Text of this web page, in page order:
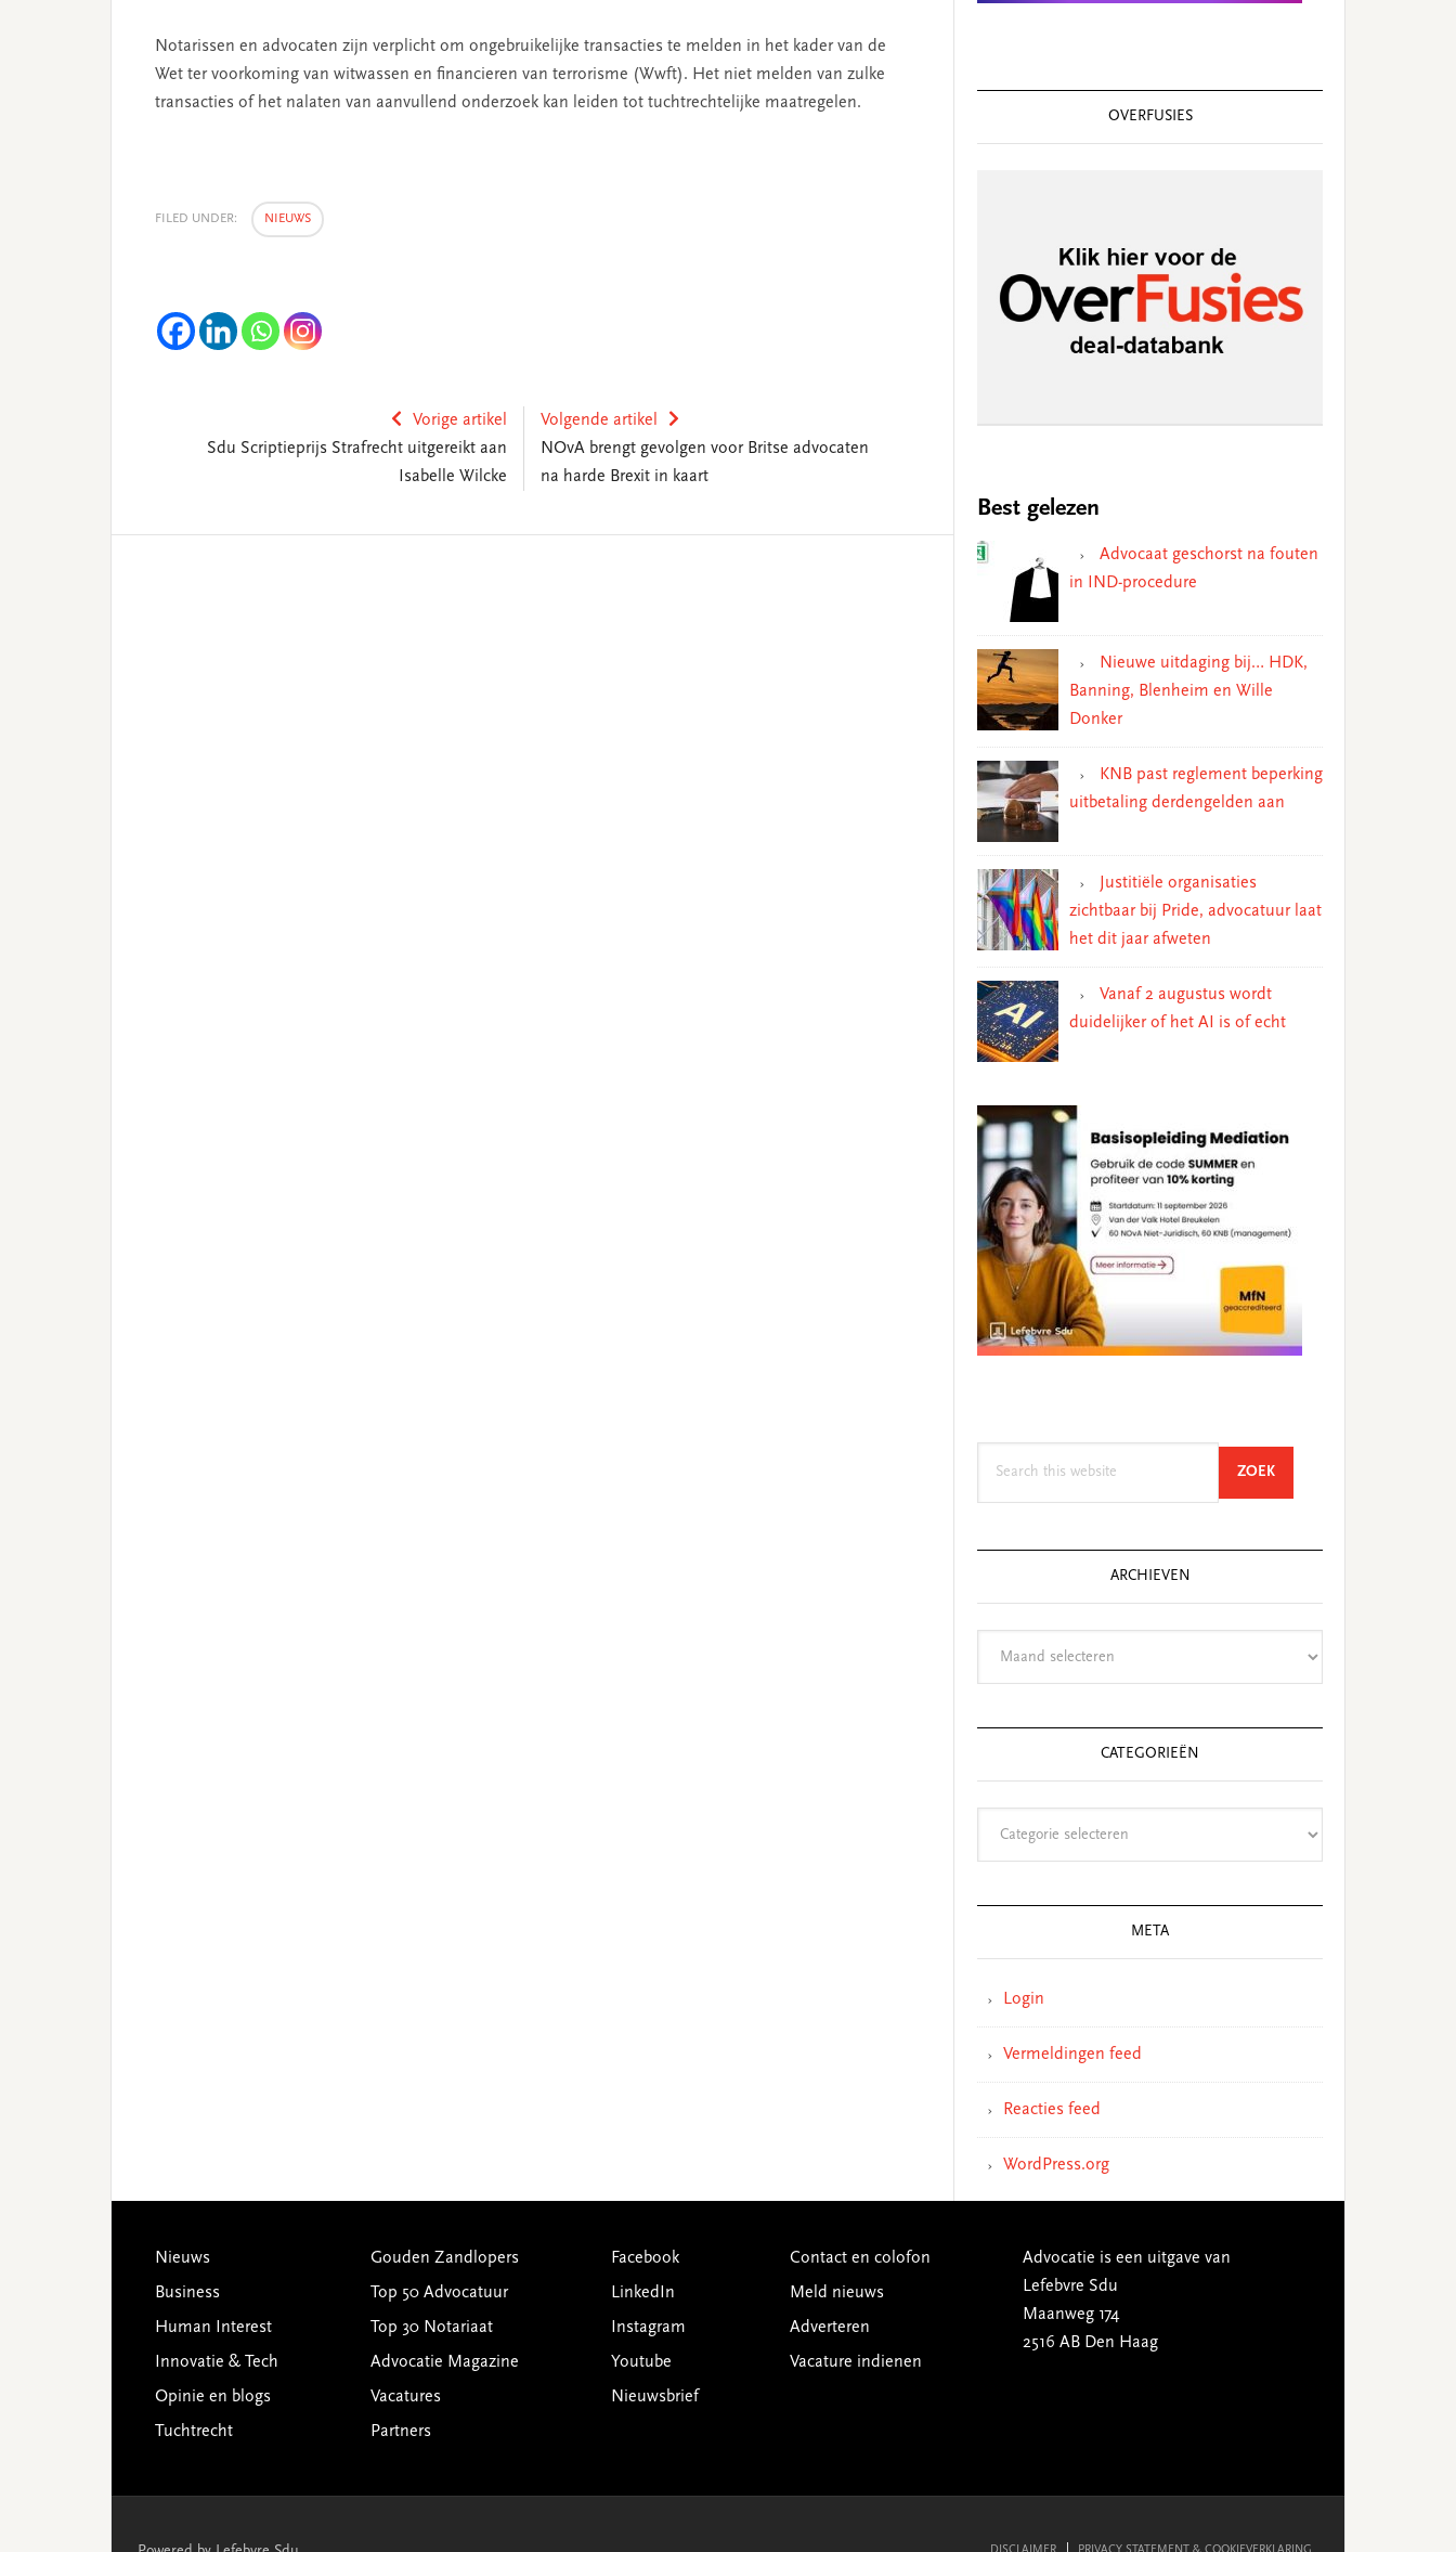
Notarissen en advocaten zijn verplicht om ongebruikelijke transacties te melden in het kader van de
Wet ter voorkoming van witwassen en financieren van terrorisme (Wwft). Het niet melden van zulke
transacties of het nalaten van aanvullend onderzoek kan leiden tot tuchtrechtelijke maatregelen.
FILED UNDER: NIEUWS
Vorige artikel
Sdu Scriptieprijs Strafrecht uitgereikt aan
Isabelle Wilcke
Volgende artikel
NOvA brengt gevolgen voor Britse advocaten
na harde Brexit in kaart
OVERFUSIES
Best gelezen
Advocaat geschorst na fouten
in IND-procedure
Nieuwe uitdaging bij… HDK,
Banning, Blenheim en Wille
Donker
KNB past reglement beperking
uitbetaling derdengelden aan
Justitiële organisaties
zichtbaar bij Pride, advocatuur laat
het dit jaar afweten
Vanaf 2 augustus wordt
duidelijker of het AI is of echt
ZOEKSEARCH
ARCHIEVEN
CATEGORIEËN
META
Login
Vermeldingen feed
Reacties feed
WordPress.org
Footer
Nieuws
Business
Human Interest
Innovatie & Tech
Opinie en blogs
Tuchtrecht
Gouden Zandlopers
Top 50 Advocatuur
Top 30 Notariaat
Advocatie Magazine
Vacatures
Partners
Facebook
LinkedIn
Instagram
Youtube
Nieuwsbrief
Contact en colofon
Meld nieuws
Adverteren
Vacature indienen
Advocatie is een uitgave van
Lefebvre Sdu
Maanweg 174
2516 AB Den Haag